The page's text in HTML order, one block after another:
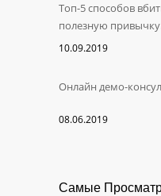
Топ-5 способов
полезную
10.09.2019
Онлайн демо-
08.06.2019
Самые